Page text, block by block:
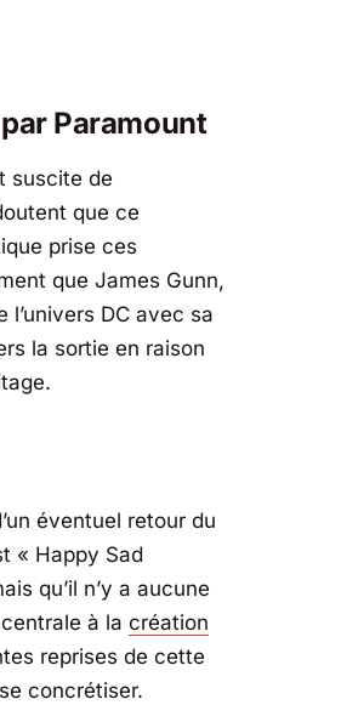
Paramount
suscite de
que ce
prise ces
que James Gunn,
DC avec sa
la sortie en raison
éventuel retour du
« Happy Sad
qu’il n’y a aucune
à la création
reprises de cette
concrétiser.